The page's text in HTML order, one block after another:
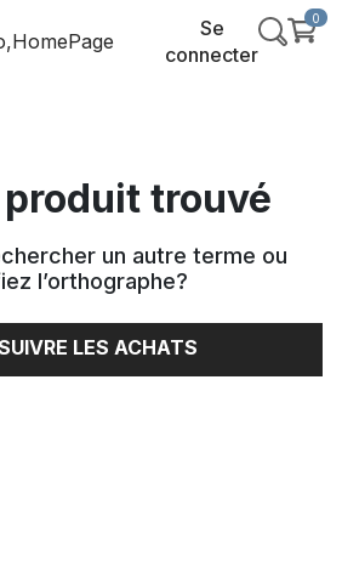
Se
connecter
0
trouvé
un autre terme ou
l’orthographe?
LES ACHATS